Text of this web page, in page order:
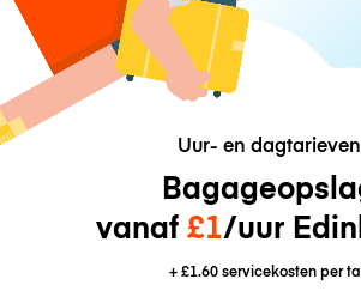
Uur- en dagtarieven
vanaf £1/uur
+£1.60servicekosten per